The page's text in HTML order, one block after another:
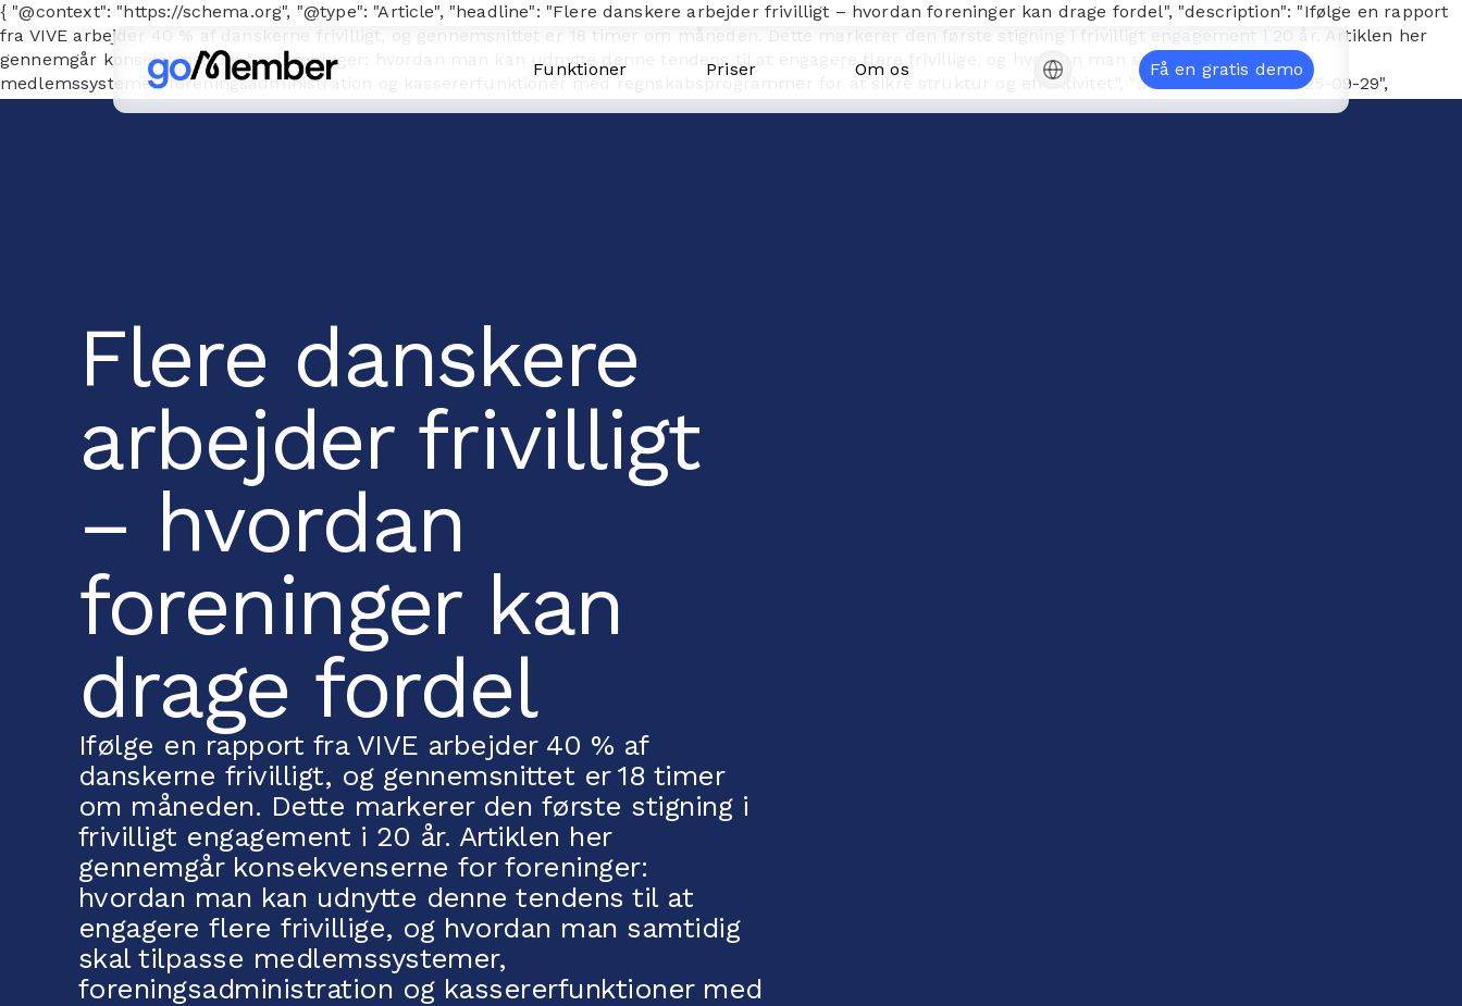
{ "@context": "https://schema.org", "@type": "Article", "headline": "Flere danskere arbejder frivilligt – hvordan foreninger kan drage fordel", "description": "Ifølge en rapport
fra VIVE arbejder 40 % af danskerne frivilligt, og gennemsnittet er 18 timer om måneden. Dette markerer den første stigning i frivilligt engagement i 20 år. Artiklen her
gennemgår konsekvenserne for foreninger: hvordan man kan udnytte denne tendens til at engagere flere frivillige, og hvordan man samtidig skal tilpasse
medlemssystemer, foreningsadministration og kassererfunktioner med regnskabsprogrammer for at sikre struktur og effektivitet.", "datePublished": "2025-09-29",
"author": { "@type": "Organization", "name": "goMember" }, "publisher": { "@type": "Organization", "name": "goMember", "logo": { "@type": "ImageObject", "url":
Funktioner Priser Om os Få en gratis demo
Flere danskere
arbejder frivilligt
– hvordan
foreninger kan
drage fordel
Ifølge en rapport fra VIVE arbejder 40 % af
danskerne frivilligt, og gennemsnittet er 18 timer
om måneden. Dette markerer den første stigning i
frivilligt engagement i 20 år. Artiklen her
gennemgår konsekvenserne for foreninger:
hvordan man kan udnytte denne tendens til at
engagere flere frivillige, og hvordan man samtidig
skal tilpasse medlemssystemer,
foreningsadministration og kassererfunktioner med